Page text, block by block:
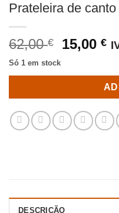
Prateleira de
62,00€
O
original
62,00 €.
15,00€O
é:
Só 1 em stock
DESCRIÇÃO